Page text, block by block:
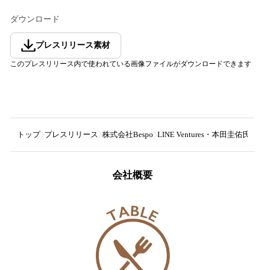
ダウンロード
プレスリリース素材
このプレスリリース内で使われている画像ファイルがダウンロードできます
トップ プレスリリース 株式会社Bespo LINE Ventures・本田圭佑氏の
会社概要